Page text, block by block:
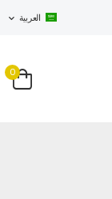
العربية
0